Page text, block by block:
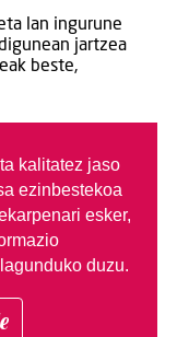
lan ingurune
jartzea
beste,
kalitatez jaso
ezinbestekoa
esker,
duzu.